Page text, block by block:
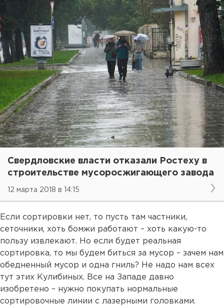
Свердловские власти отказали Ростеху в
строительстве мусоросжигающего завода
12 марта 2018 в 14:15
Если сортировки нет, то пусть там частники,
сеточники, хоть бомжи работают – хоть какую-то
пользу извлекают. Но если будет реальная
сортировка, то мы будем биться за мусор – зачем нам
обедненный мусор и одна гниль? Не надо нам всех
тут этих Кулибиных. Все на Западе давно
изобретено – нужно покупать нормальные
сортировочные линии с лазерными головками.